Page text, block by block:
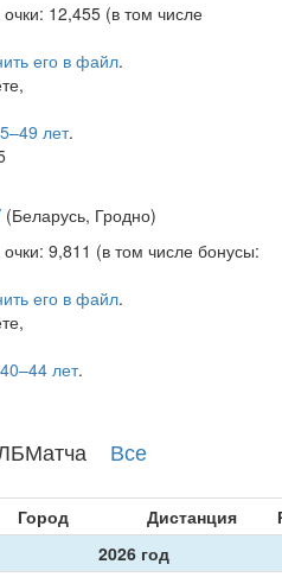
12,455 (в том числе
его в файл.
лет.
(Беларусь, Гродно)
9,811 (в том числе бонусы:
его в файл.
лет.
Все
Город Дистанция
2026 год